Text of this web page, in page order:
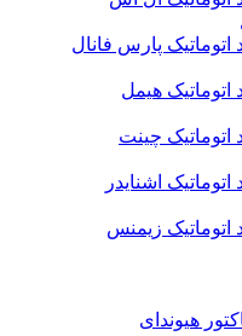
اتوماتیک پارس فانال
اتوماتیک هیمل
اتوماتیک چینت
اشنایدر
اتوماتیک زیمنس
هیوندای